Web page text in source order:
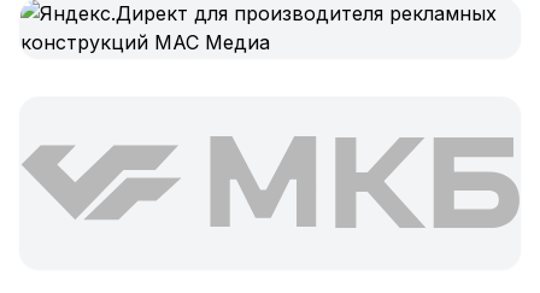
Рекламные ролики
Видео для соцсетей
Корпоративные видео
Видео-инфографика